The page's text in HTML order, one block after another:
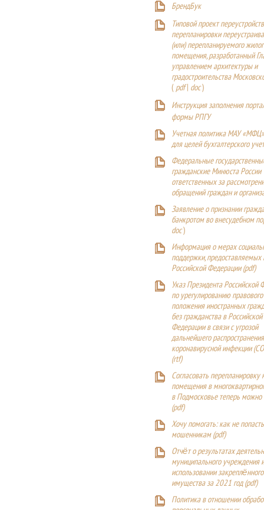
БрендБук
Типовой проект
перепланировки
(или) перепланируемого
помещения, разработанный
управлением архитектуры и
градостроительства
(pdf| doc)
Инструкция заполнения
формы РПГУ
Учетная политика МАУ
для целей бухгалтерского
Федеральные
гражданские Минюста России
ответственных за
обращений граждан и
Заявление о признании
банкротом во внесудебном
doc)
Информация о мерах
поддержки,
Российской Федерации (pdf)
Указ Президента Российской
по урегулированию правового
положения иностранных
без гражданства в Российской
Федерации в связи с угрозой
дальнейшего
коронавирусной инфекции
(rtf)
Согласовать перепланировку
помещения в
в Подмосковье теперь можно
(pdf)
Хочу помогать: как не
мошенникам (pdf)
Отчёт о результатах
муниципального учреждения
использовании
имущества за 2021 год (pdf)
Политика в отношении